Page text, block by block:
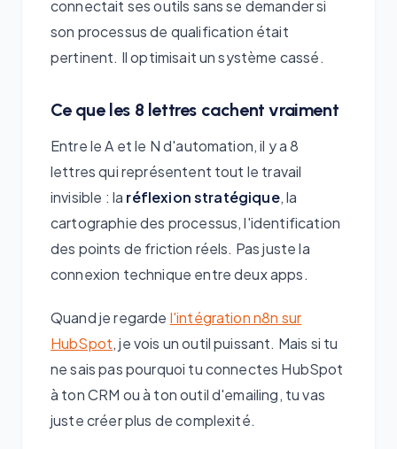
connectait ses outils sans se demander si
son processus de qualification était
pertinent. Il optimisait un système cassé.
Ce que les 8 lettres cachent vraiment
Entre le A et le N d'automation, il y a 8
lettres qui représentent tout le travail
invisible : la réflexion stratégique, la
cartographie des processus, l'identification
des points de friction réels. Pas juste la
connexion technique entre deux apps.
Quand je regarde l'intégration n8n sur
HubSpot, je vois un outil puissant. Mais si tu
ne sais pas pourquoi tu connectes HubSpot
à ton CRM ou à ton outil d'emailing, tu vas
juste créer plus de complexité.